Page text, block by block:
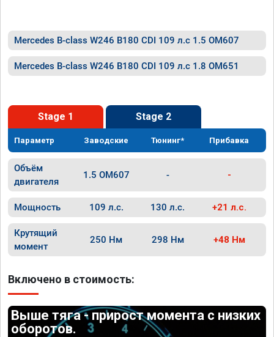
Mercedes B-class W246 B180 CDI 109 л.с 1.5 OM607
Mercedes B-class W246 B180 CDI 109 л.с 1.8 OM651
Stage 1 Stage 2
Параметр Заводские Тюнинг* Прибавка
Объём
двигателя
1.5 OM607 - -
Мощность 109 л.с. 130 л.с. +21 л.с.
Крутящий
момент
250 Нм 298 Нм +48 Нм
Включено в стоимость:
Выше тяга - прирост момента с низких
оборотов.